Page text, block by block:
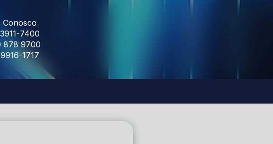
Conosco
7400
878 9700
1717